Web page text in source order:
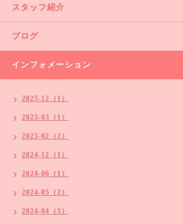
スタッフ紹介
ブログ
インフォメーション
2025-12（1）
2025-03（1）
2025-02（2）
2024-12（1）
2024-06（1）
2024-05（2）
2024-04（3）